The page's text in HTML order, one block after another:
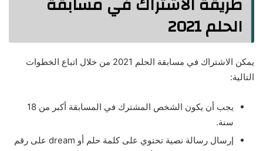
الحلم 2021
يمكن الاشتراك في مسابقة الحلم 2021 من خلال اتباع الخطوات
التالية:
يجب أن يكون الشخص المشترك في المسابقة أكبر من 18
سنة.
إرسال رسالة نصية تحتوي على كلمة حلم أو dream على رقم